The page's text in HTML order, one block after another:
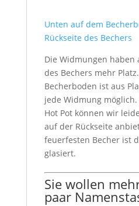
Unten auf dem
Rückseite des Bechers
Die Widmungen haben
des Bechers mehr
Becherboden ist aus
jede Widmung
Hot Pot können wir
auf der Rückseite
feuerfesten Becher ist
glasiert.
Sie wollen
paar